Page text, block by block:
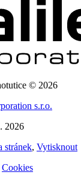
© 2026
s.r.o.
2026
stránek, Vytisknout
Cookies